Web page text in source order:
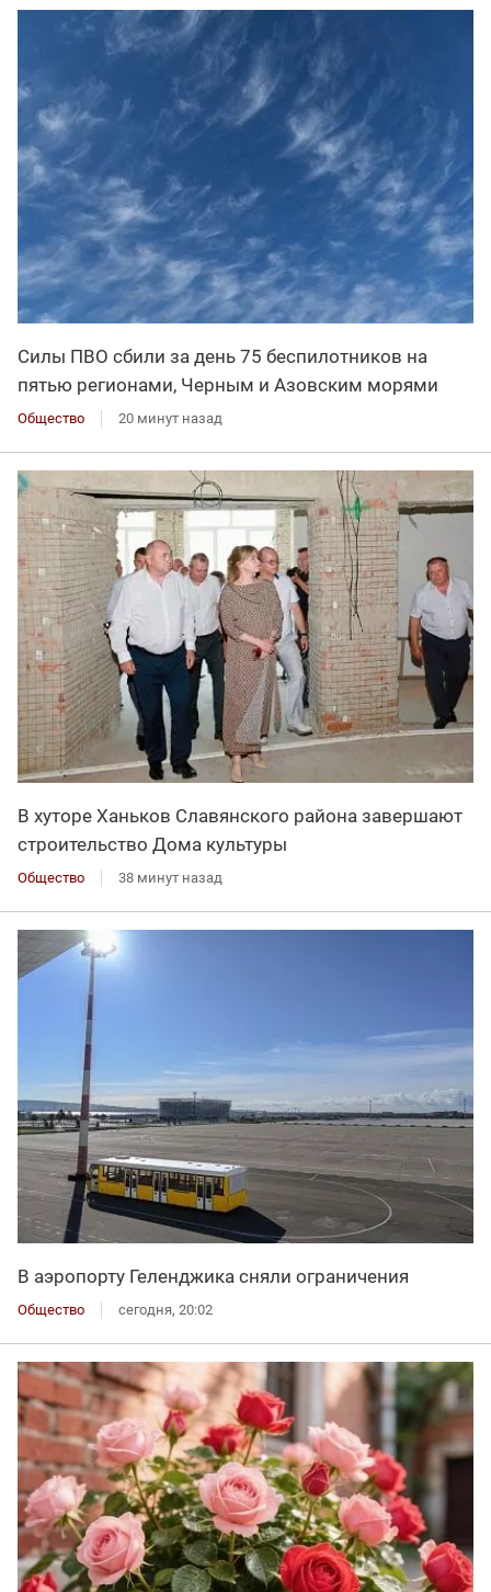
Силы ПВО сбили за день 75 беспилотников на
пятью регионами, Черным и Азовским морями
Общество 20 минут назад
В хуторе Ханьков Славянского района завершают
строительство Дома культуры
Общество 38 минут назад
В аэропорту Геленджика сняли ограничения
Общество сегодня, 20:02